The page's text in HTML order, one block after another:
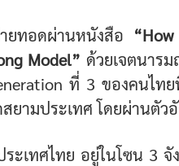
ายทอดผ่านหนังสือ
Model” ด้วยเจตนาร
ที่ 3 ของคนไท
ยามประเทศ โดยผ่านตัว
ระเทศไทย อยู่ในโซน 3